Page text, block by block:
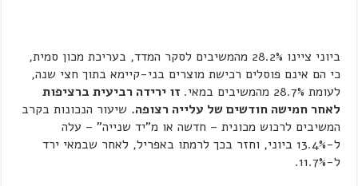
ביוני ציינו 28.2% מהמשיבים לסקר המדד, בעריכת מכון סמית,
כי הם אינם פוסלים רכישת מוצרים בני-קיימא בתוך חצי שנה,
לעומת 28.7% מהמשיבים במאי.
זו ירידה רביעית ברציפות
לאחר חמישה חודשים של עלייה רצופה. שיעור הנכונות בקרב
המשיבים לרכוש מכונית – חדשה או מ"יד שנייה" – עלה
ל-13.4% ביוני, וחזר בכך לרמתו באפריל, לאחר שבמאי ירד
ל-11.7%.